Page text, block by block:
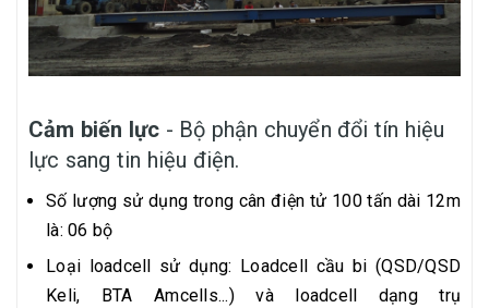
Cảm biến lực - Bộ phận chuyển đổi tín hiệu
lực sang tin hiệu điện.
Số lượng sử dụng trong cân điện tử 100 tấn dài 12m
là: 06 bộ
Loại loadcell sử dụng: Loadcell cầu bi (QSD/QSD
Keli, BTA Amcells...) và loadcell dạng trụ